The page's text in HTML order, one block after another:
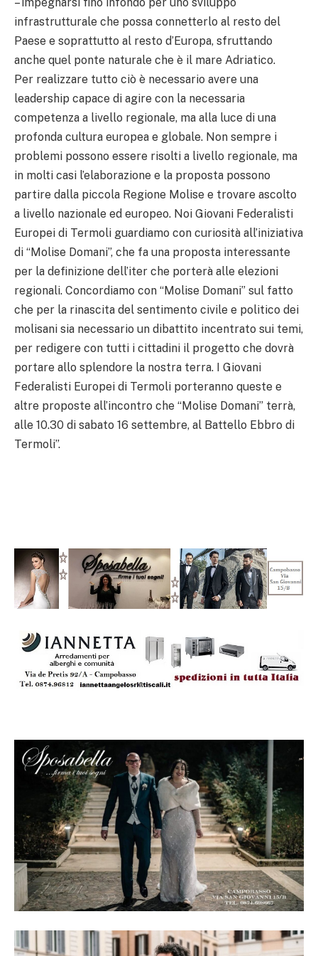
infrastrutturale che possa connetterlo al resto del
Paese e soprattutto al resto d’Europa, sfruttando
anche quel ponte naturale che è il mare Adriatico.
Per realizzare tutto ciò è necessario avere una
leadership capace di agire con la necessaria
competenza a livello regionale, ma alla luce di una
profonda cultura europea e globale. Non sempre i
problemi possono essere risolti a livello regionale, ma
in molti casi l’elaborazione e la proposta possono
partire dalla piccola Regione Molise e trovare ascolto
a livello nazionale ed europeo. Noi Giovani Federalisti
Europei di Termoli guardiamo con curiosità all’iniziativa
di “Molise Domani”, che fa una proposta interessante
per la definizione dell’iter che porterà alle elezioni
regionali. Concordiamo con “Molise Domani” sul fatto
che per la rinascita del sentimento civile e politico dei
molisani sia necessario un dibattito incentrato sui temi,
per redigere con tutti i cittadini il progetto che dovrà
portare allo splendore la nostra terra. I Giovani
Federalisti Europei di Termoli porteranno queste e
altre proposte all’incontro che “Molise Domani” terrà,
alle 10.30 di sabato 16 settembre, al Battello Ebbro di
Termoli”.